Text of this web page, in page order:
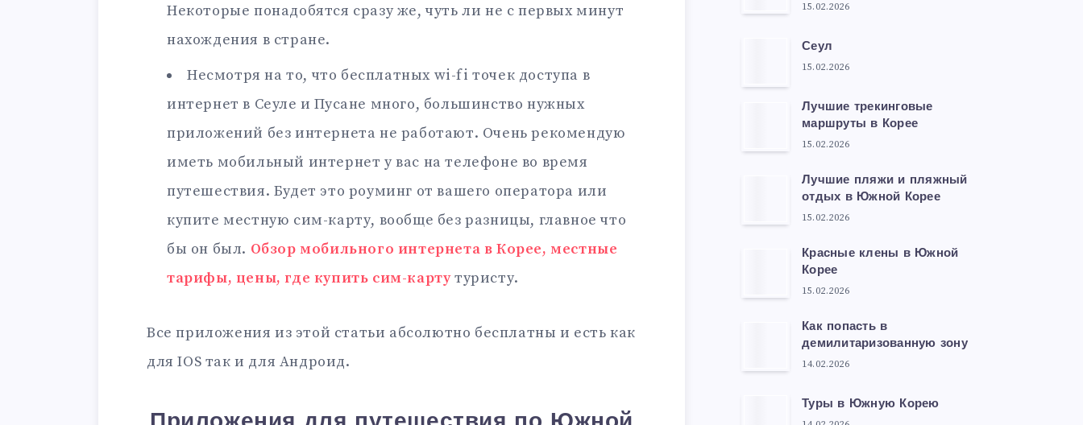
Некоторые понадобятся сразу же, чуть ли не с первых минут
нахождения в стране.
Несмотря на то, что бесплатных wi-fi точек доступа в
интернет в Сеуле и Пусане много, большинство нужных
приложений без интернета не работают. Очень рекомендую
иметь мобильный интернет у вас на телефоне во время
путешествия. Будет это роуминг от вашего оператора или
купите местную сим-карту, вообще без разницы, главное что
бы он был. Обзор мобильного интернета в Корее, местные
тарифы, цены, где купить сим-картутуристу.
Все приложения из этой статьи абсолютно бесплатны и есть как
для IOS так и для Андроид.
15.02.2026
Сеул
15.02.2026
Лучшие трекинговые
маршруты в Корее
15.02.2026
Лучшие пляжи и пляжный
отдых в Южной Корее
15.02.2026
Красные клены в Южной
Корее
15.02.2026
Как попасть в
демилитаризованную зону
14.02.2026
Туры в Южную Корею